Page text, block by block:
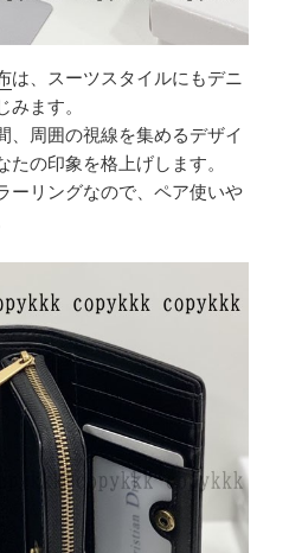
は、スーツスタイルにもデニ
ます。
、周囲の視線を集めるデザイ
の印象を格上げします。
ーリングなので、ペア使いや